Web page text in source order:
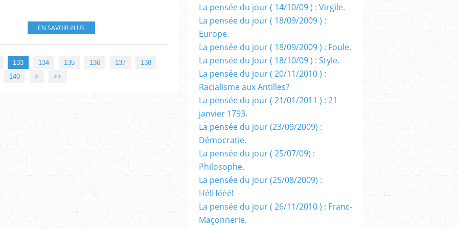
EN SAVOIR PLUS
133 134 135 136 137
138
140 150
160
170
180
190
200
300
400
500
600
700
800
900
> >>
La pensée du jour ( 14/10/09 ) : Virgile.
La pensée du jour ( 18/09/2009 ) :
Europe.
La pensée du jour ( 18/09/2009 ) : Foule.
La pensée du Jour ( 18/10/09 ) : Style.
La pensée du jour ( 20/11/2010 ) :
Racialisme aux Antilles?
La pensée du jour ( 21/01/2011 ) : 21
janvier 1793.
La pensée du jour (23/09/2009) :
Démocratie.
La pensée du jour ( 25/07/09) :
Philosophe.
La pensée du jour (25/08/2009) :
Hé!Hééé!
La pensée du jour ( 26/11/2010 ) : Franc-
Maçonnerie.